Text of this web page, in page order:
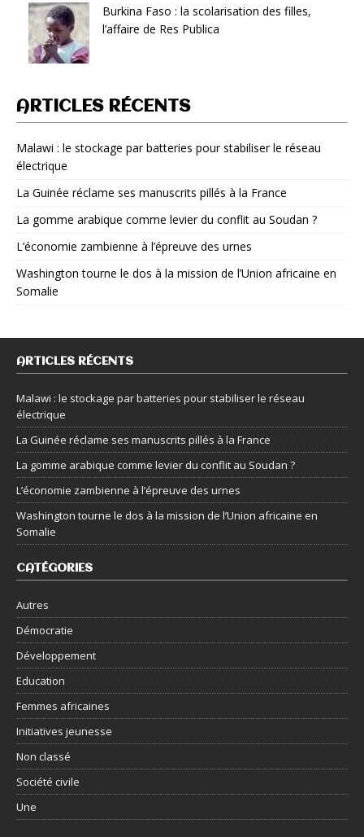
Burkina Faso : la scolarisation des filles,
l’affaire de Res Publica
ARTICLES RÉCENTS
Malawi : le stockage par batteries pour stabiliser le réseau
électrique
La Guinée réclame ses manuscrits pillés à la France
La gomme arabique comme levier du conflit au Soudan ?
L’économie zambienne à l’épreuve des urnes
Washington tourne le dos à la mission de l’Union africaine en
Somalie
ARTICLES RÉCENTS
Malawi : le stockage par batteries pour stabiliser le réseau
électrique
La Guinée réclame ses manuscrits pillés à la France
La gomme arabique comme levier du conflit au Soudan ?
L’économie zambienne à l’épreuve des urnes
Washington tourne le dos à la mission de l’Union africaine en
Somalie
CATÉGORIES
Autres
Démocratie
Développement
Education
Femmes africaines
Initiatives jeunesse
Non classé
Société civile
Une